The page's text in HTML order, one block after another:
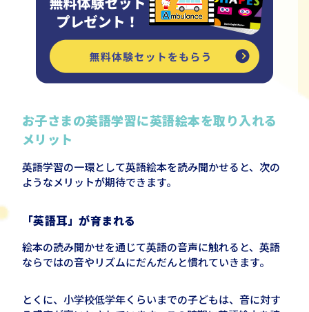
お子さまの英語学習に英語絵本を取り入れる
メリット
英語学習の一環として英語絵本を読み聞かせると、次の
ようなメリットが期待できます。
「英語耳」が育まれる
絵本の読み聞かせを通じて英語の音声に触れると、英語
ならではの音やリズムにだんだんと慣れていきます。
とくに、小学校低学年くらいまでの子どもは、音に対す